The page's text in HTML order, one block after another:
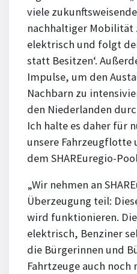
viele
nachhaltiger Mobilität
elektrisch und folgt
statt Besitzen‘.
Impulse, um den
Nachbarn zu
den Niederlanden
Ich halte es daher für
unsere Fahrzeugflotte
dem SHAREuregio-
„Wir nehmen an
Überzeugung teil:
wird funktionieren.
elektrisch, Benziner
die Bürgerinnen und
Fahrtzeuge auch noch